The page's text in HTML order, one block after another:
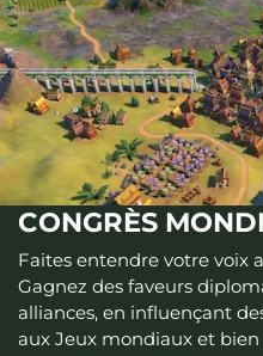
CONGRÈS
Faites entendre votre voix
Gagnez des faveurs
alliances, en influençant
aux Jeux mondiaux et bien